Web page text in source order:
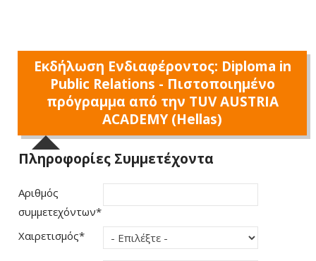
Εκδήλωση Ενδιαφέροντος: Diploma in
Public Relations - Πιστοποιημένο
πρόγραμμα από την TUV AUSTRIA
ACADEMY (Hellas)
Πληροφορίες Συμμετέχοντα
Αριθμός
συμμετεχόντων*
Χαιρετισμός*